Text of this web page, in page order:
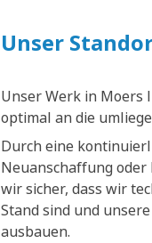
Unser
Unser Werk in Moers
optimal an die
Durch eine
Neuanschaffung
wir sicher, dass wir
Stand sind und
ausbauen.